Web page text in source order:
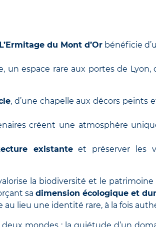
du Mont d’Or bénéficie
un espace rare aux portes de Lyon,
, d’une chapelle aux décors peints
créent une atmosphère
existanteet préserver les
la biodiversité et le patrimoine
sa dimension écologique et
lieu une identité rare, à la fois